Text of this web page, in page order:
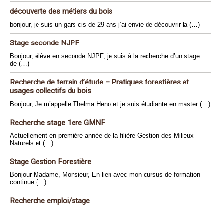
découverte des métiers du bois
bonjour, je suis un gars cis de 29 ans j’ai envie de découvrir la (…)
Stage seconde NJPF
Bonjour, élève en seconde NJPF, je suis à la recherche d’un stage
de (…)
Recherche de terrain d’étude – Pratiques forestières et
usages collectifs du bois
Bonjour, Je m’appelle Thelma Heno et je suis étudiante en master (…)
Recherche stage 1ere GMNF
Actuellement en première année de la filière Gestion des Milieux
Naturels et (…)
Stage Gestion Forestière
Bonjour Madame, Monsieur, En lien avec mon cursus de formation
continue (…)
Recherche emploi/stage